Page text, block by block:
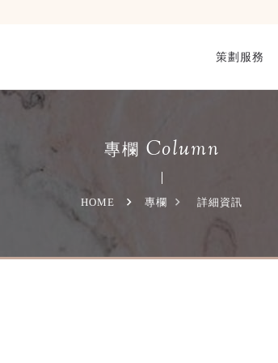
策劃服務
專欄 Column
HOME 專欄 詳細資訊